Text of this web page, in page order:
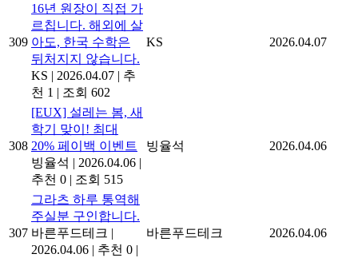
309
16년 원장이 직접 가
르칩니다. 해외에 살
아도, 한국 수학은
뒤처지지 않습니다.
KS | 2026.04.07 | 추
천 1 | 조회 602
KS 2026.04.07
308
[EUX] 설레는 봄, 새
학기 맞이! 최대
20% 페이백 이벤트
빙율석 | 2026.04.06 |
추천 0 | 조회 515
빙율석 2026.04.06
307
그라츠 하루 통역해
주실분 구인합니다.
바른푸드테크 |
2026.04.06 | 추천 0 |
바른푸드테크 2026.04.06